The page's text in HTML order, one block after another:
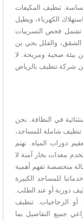
تنظيف المكيفات
الكهرباء، ويطيل
تشمل فحص التسريبات
الشقق، والفلل بحي بن
بيئة صحية ومريحة. لا
شركة تنظيف بالرياض
في النظافة. نحن
شاملة للمساجد،
دورات المياه. نهتم
معدات بخار آمنة لا
متخصصة تفهم أهمية
للمساجد الكبيرة
دورية أو عند الطلب.
الزجاجيات. تنظيف
جميع التفاصيل بما